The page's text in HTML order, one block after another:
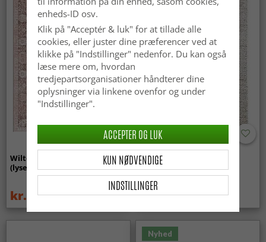
Wilton-tæppe - Gombalia
(lyserød)
kr.329 kr.439
Uldtæppe - Avafors Wool
Bubble (natural)
kr.719
Nyhed
enheds-ID osv.
Klik på "Acceptér & luk" for at tillade alle
cookies, eller juster dine præferencer ved at
klikke på "Indstillinger" nedenfor. Du kan også
læse mere om, hvordan
tredjepartsorganisationer håndterer dine
oplysninger via linkene ovenfor og under
"Indstillinger".
INDSTILLINGER
KUN NØDVENDIGE
ACCEPTER OG LUK